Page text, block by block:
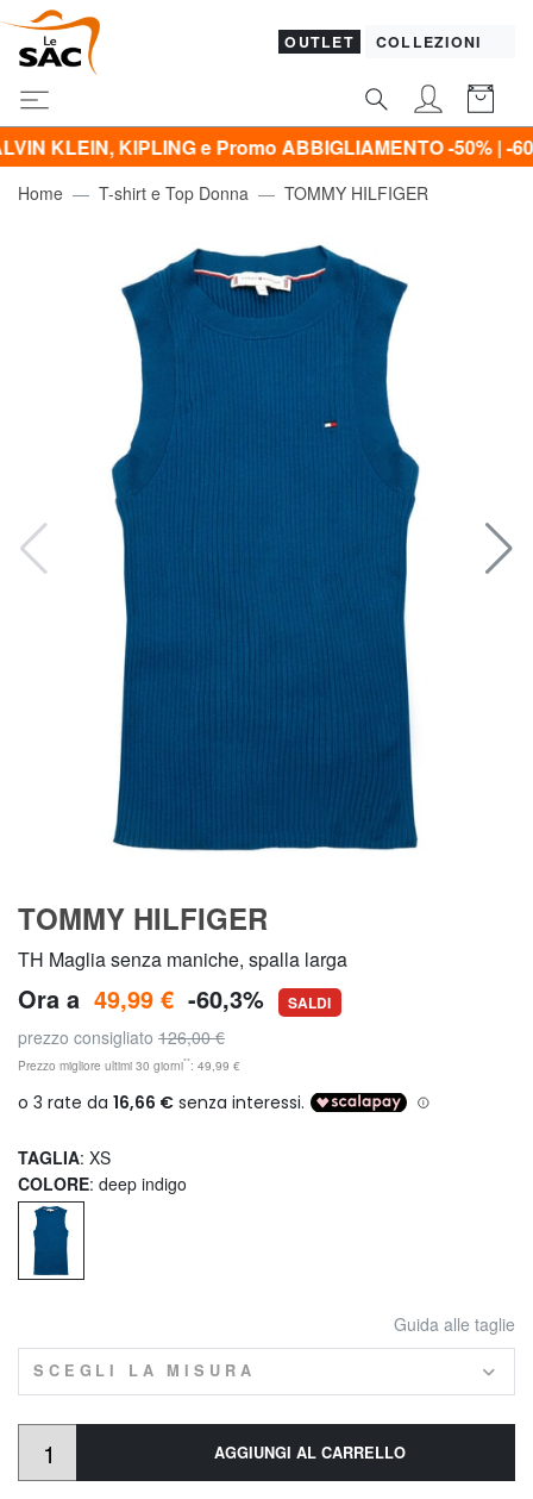
OUTLET COLLEZIONI
KIPLING e Promo ABBIGLIAMENTO -50% | -60% | -70% |
Home T-shirt e Top Donna TOMMY HILFIGER
TOMMY HILFIGER
TH Maglia senza maniche, spalla larga
Ora a 49,99 € -60,3% SALDI
prezzo consigliato 126,00 €
Prezzo migliore ultimi 30 giorni**: 49,99 €
TAGLIA: XS
COLORE: deep indigo
Guida alle taglie
SCEGLI LA MISURA
AGGIUNGI AL CARRELLO